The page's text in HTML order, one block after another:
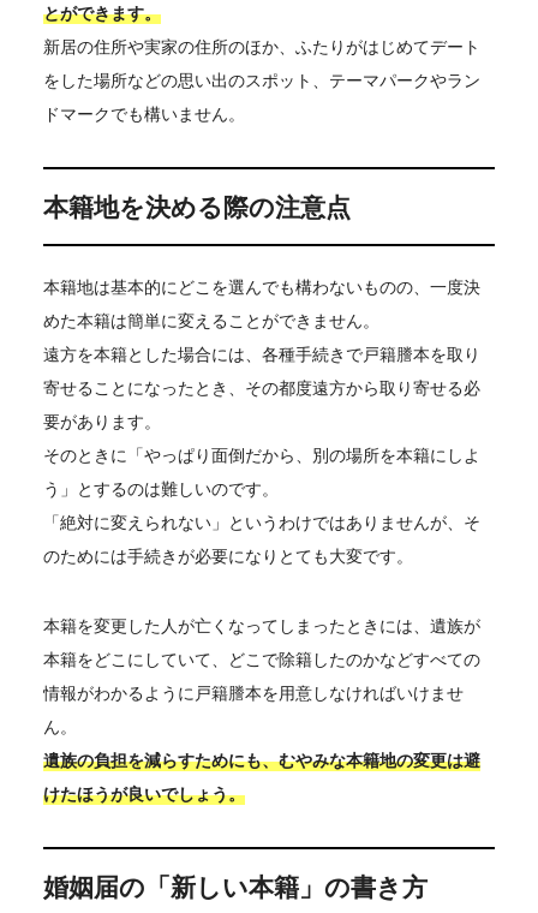
とができます。
新居の住所や実家の住所のほか、ふたりがはじめてデート
をした場所などの思い出のスポット、テーマパークやラン
ドマークでも構いません。
本籍地を決める際の注意点
本籍地は基本的にどこを選んでも構わないものの、一度決
めた本籍は簡単に変えることができません。
遠方を本籍とした場合には、各種手続きで戸籍謄本を取り
寄せることになったとき、その都度遠方から取り寄せる必
要があります。
そのときに「やっぱり面倒だから、別の場所を本籍にしよ
う」とするのは難しいのです。
「絶対に変えられない」というわけではありませんが、そ
のためには手続きが必要になりとても大変です。
本籍を変更した人が亡くなってしまったときには、遺族が
本籍をどこにしていて、どこで除籍したのかなどすべての
情報がわかるように戸籍謄本を用意しなければいけませ
ん。
遺族の負担を減らすためにも、むやみな本籍地の変更は避
けたほうが良いでしょう。
婚姻届の「新しい本籍」の書き方